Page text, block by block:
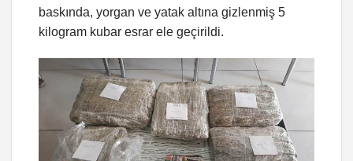
baskında, yorgan ve yatak altına gizlenmiş 5
kilogram kubar esrar ele geçirildi.